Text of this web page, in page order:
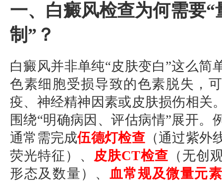
一、白癜风检查为何需要“
制”？
白癜风并非单纯“皮肤变白”这么简
色素细胞受损导致的色素脱失，
疫、神经精神因素或皮肤损伤相关
围绕“明确病因、评估病情”展开。
通常需完成伍德灯检查（通过紫外
荧光特征）、 皮肤CT检查 （无创
形态及数量）、 血常规及微量元